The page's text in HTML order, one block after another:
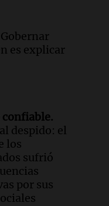
Gobernar
es explicar
confiable.
despido: el
los
sufrió
por sus